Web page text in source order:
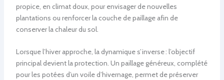
propice, en climat doux, pour envisager de nouvelles
plantations ou renforcer la couche de paillage afin de
conserver la chaleur du sol.
Lorsque l’hiver approche, la dynamique s’inverse : l’objectif
principal devient la protection. Un paillage généreux, complété
pour les potées d’un voile d’hivernage, permet de préserver